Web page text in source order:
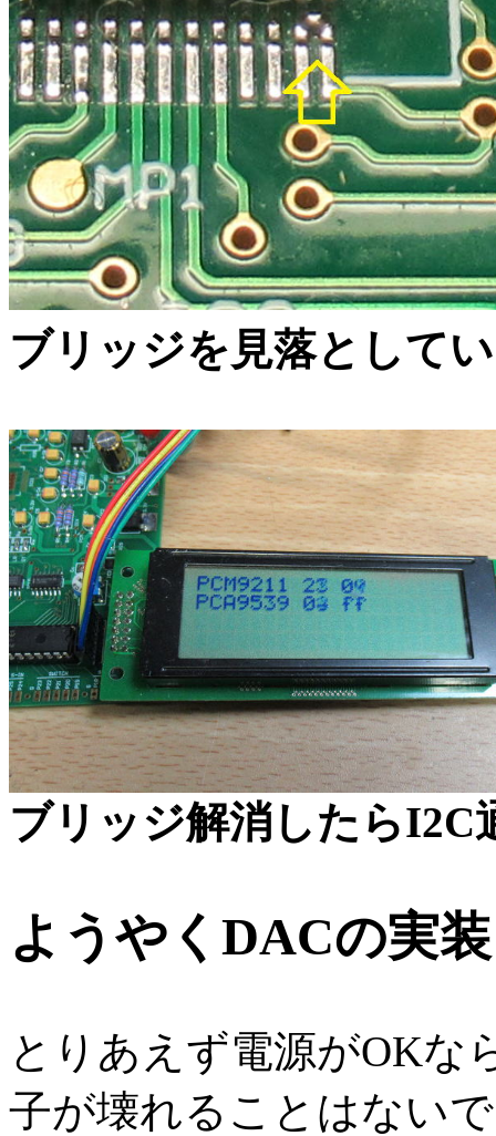
ブリッジを見落として
ブリッジ解消したらI2C
ようやくDACの実
とりあえず電源がOKな
子が壊れることはない